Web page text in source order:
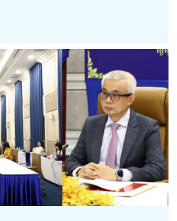
ភាក្សាការងារអំពីវិស័យបរធនបាល
។